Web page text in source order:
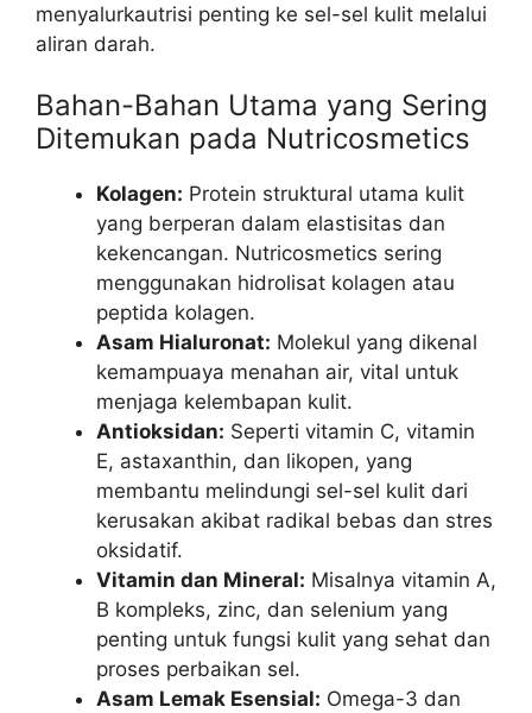
menyalurkautrisi penting ke sel-sel kulit melalui
aliran darah.
Bahan-Bahan Utama yang Sering
Ditemukan pada Nutricosmetics
Kolagen: Protein struktural utama kulit
yang berperan dalam elastisitas dan
kekencangan. Nutricosmetics sering
menggunakan hidrolisat kolagen atau
peptida kolagen.
Asam Hialuronat: Molekul yang dikenal
kemampuaya menahan air, vital untuk
menjaga kelembapan kulit.
Antioksidan: Seperti vitamin C, vitamin
E, astaxanthin, dan likopen, yang
membantu melindungi sel-sel kulit dari
kerusakan akibat radikal bebas dan stres
oksidatif.
Vitamin dan Mineral: Misalnya vitamin A,
B kompleks, zinc, dan selenium yang
penting untuk fungsi kulit yang sehat dan
proses perbaikan sel.
Asam Lemak Esensial: Omega-3 dan